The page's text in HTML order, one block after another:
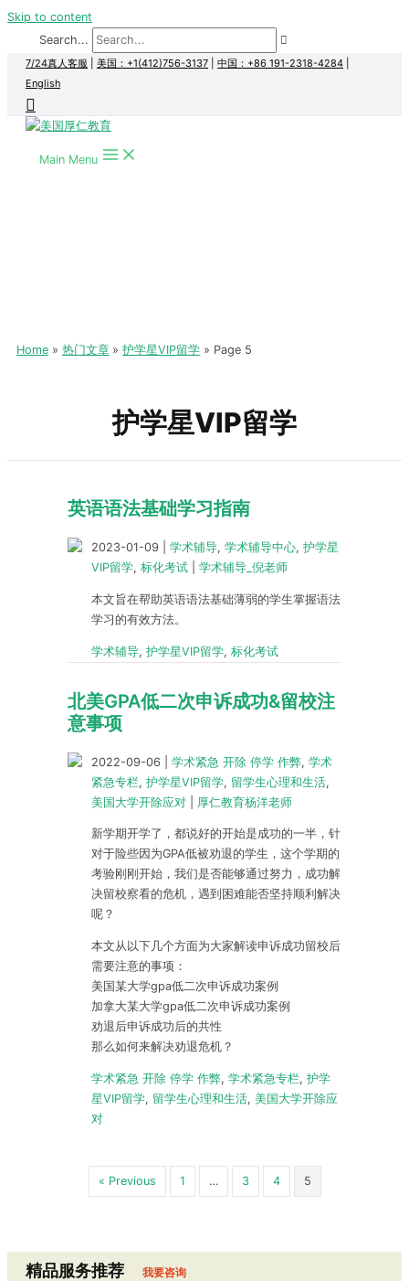
Skip to content
Search...
7/24真人客服 美国：+1(412)756-3137 中国：+86 191-2318-4284
English
Main Menu
Home 热门文章 护学星VIP留学 Page 5
护学星VIP留学
英语语法基础学习指南
2023-01-09 学术辅导, 学术辅导中心, 护学星
VIP留学, 标化考试 学术辅导_倪老师
本文旨在帮助英语语法基础薄弱的学生掌握语法
学习的有效方法。
学术辅导, 护学星VIP留学, 标化考试
北美GPA低二次申诉成功&留校注
意事项
2022-09-06 学术紧急 开除 停学 作弊, 学术
紧急专栏, 护学星VIP留学, 留学生心理和生活,
美国大学开除应对
厚仁教育杨洋老师
新学期开学了，都说好的开始是成功的一半，针
对于险些因为GPA低被劝退的学生，这个学期的
考验刚刚开始，我们是否能够通过努力，成功解
决留校察看的危机，遇到困难能否坚持顺利解决
呢？
本文从以下几个方面为大家解读申诉成功留校后
需要注意的事项：
美国某大学gpa低二次申诉成功案例
加拿大某大学gpa低二次申诉成功案例
劝退后申诉成功后的共性
那么如何来解决劝退危机？
学术紧急 开除 停学 作弊, 学术紧急专栏, 护学
星VIP留学, 留学生心理和生活, 美国大学开除应
对
« Previous 1 … 3 4 5
精品服务推荐 我要咨询